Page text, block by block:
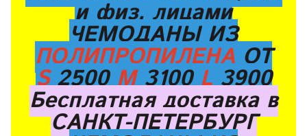
и физ. лицами
ЧЕМОДАНЫ ИЗ
ПОЛИПРОПИЛЕНА ОТ
S2500M3100L3900
Бесплатная доставка в
САНКТ-ПЕТЕРБУРГ